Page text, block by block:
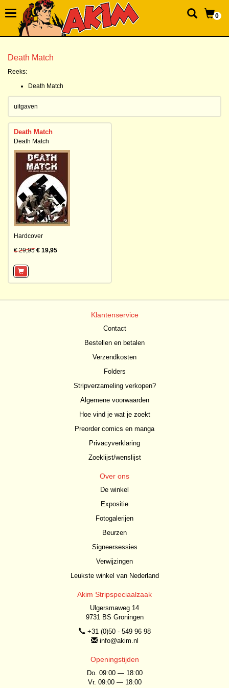
0
Death Match
Reeks:
Death Match
uitgaven
Death Match
Death Match
Hardcover
€ 29,95 € 19,95
Klantenservice
Contact
Bestellen en betalen
Verzendkosten
Folders
Stripverzameling verkopen?
Algemene voorwaarden
Hoe vind je wat je zoekt
Preorder comics en manga
Privacyverklaring
Zoeklijst/wenslijst
Over ons
De winkel
Expositie
Fotogalerijen
Beurzen
Signeersessies
Verwijzingen
Leukste winkel van Nederland
Akim Stripspeciaalzaak
Ulgersmaweg 14
9731 BS Groningen
+31 (0)50 - 549 96 98
info@akim.nl
Openingstijden
Do. 09:00 — 18:00
Vr. 09:00 — 18:00